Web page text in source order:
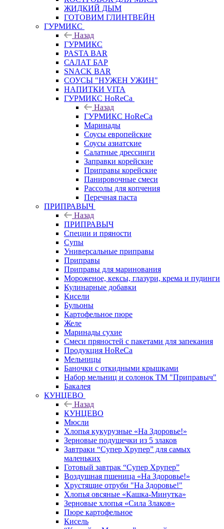
ЖИДКИЙ ДЫМ
ГОТОВИМ ГЛИНТВЕЙН
ГУРМИКС
Назад
ГУРМИКС
PASTA BAR
САЛАТ БАР
SNACK BAR
СОУСЫ "НУЖЕН УЖИН"
НАПИТКИ VITA
ГУРМИКС HoReCa
Назад
ГУРМИКС HoReCa
Маринады
Соусы европейские
Соуcы азиатские
Салатные дрессинги
Заправки корейские
Приправы корейские
Панировочные смеси
Рассолы для копчения
Перечная паста
ПРИПРАВЫЧ
Назад
ПРИПРАВЫЧ
Специи и пряности
Супы
Универсальные приправы
Приправы
Приправы для маринования
Мороженое, кексы, глазури, крема и пудинги
Кулинарные добавки
Кисели
Бульоны
Картофельное пюре
Желе
Маринады сухие
Смеси пряностей с пакетами для запекания
Продукция HoReCa
Мельницы
Баночки с откидными крышками
Набор мельниц и солонок ТМ "Приправыч"
Бакалея
КУНЦЕВО
Назад
КУНЦЕВО
Мюсли
Хлопья кукурузные «На Здоровье!»
Зерновые подушечки из 5 злаков
Завтраки “Супер Хрупер” для самых
маленьких
Готовый завтрак “Супер Хрупер”
Воздушная пшеница «На Здоровье!»
Хрустящие отруби "На Здоровье!"
Хлопья овсяные «Кашка-Минутка»
Зерновые хлопья «Сила Злаков»
Пюре картофельное
Кисель